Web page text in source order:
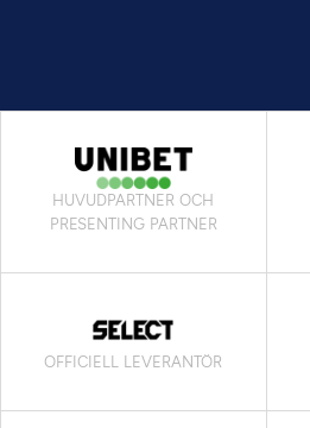
HUVUDPARTNER OCH
PRESENTING PARTNER
OFFICIELL LEVERANTÖR